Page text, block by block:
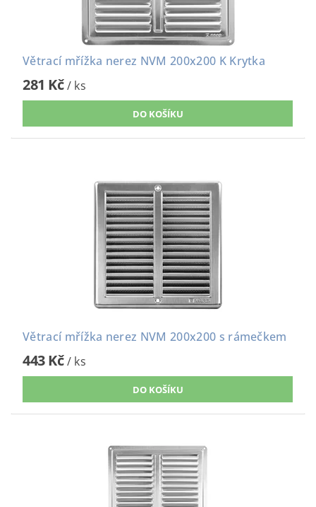
Větrací mřížka nerez NVM 200x200 K Krytka
281 Kč/ ks
Větrací mřížka nerez NVM 200x200 s rámečkem
443 Kč/ ks